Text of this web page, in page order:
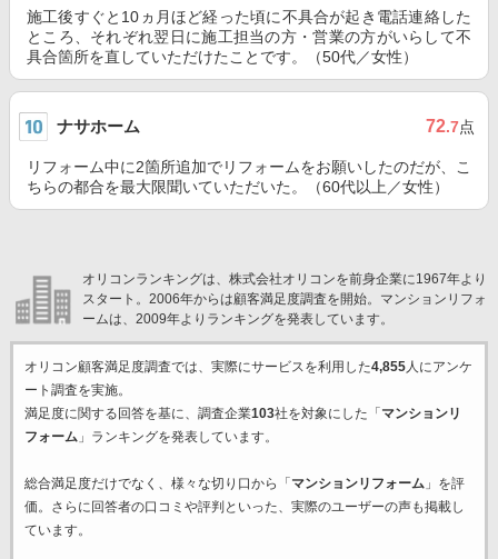
施工後すぐと10ヵ月ほど経った頃に不具合が起き電話連絡した
ところ、それぞれ翌日に施工担当の方・営業の方がいらして不
具合箇所を直していただけたことです。（50代／女性）
ナサホーム 72.7点
リフォーム中に2箇所追加でリフォームをお願いしたのだが、こ
ちらの都合を最大限聞いていただいた。（60代以上／女性）
オリコンランキングは、株式会社オリコンを前身企業に1967年より
スタート。2006年からは顧客満足度調査を開始。マンションリフォ
ームは、2009年よりランキングを発表しています。
オリコン顧客満足度調査では、実際にサービスを利用した4,855人にアンケ
ート調査を実施。
満足度に関する回答を基に、調査企業103社を対象にした「 マンションリ
フォーム」ランキングを発表しています。
総合満足度だけでなく、様々な切り口から「 マンションリフォーム」を評
価。さらに回答者の口コミや評判といった、実際のユーザーの声も掲載し
ています。